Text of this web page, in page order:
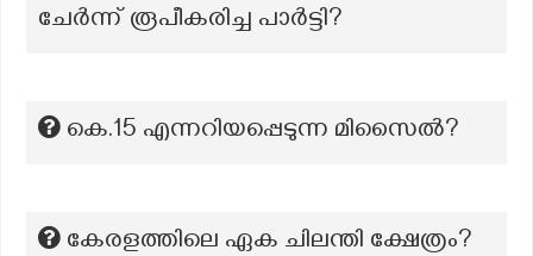
ചേർന്ന് രൂപീകരിച്ച പാർട്ടി?
കെ.15 എന്നറിയപ്പെടുന്ന മിസൈൽ?
കേരളത്തിലെ ഏക ചിലന്തി ക്ഷേത്രം?